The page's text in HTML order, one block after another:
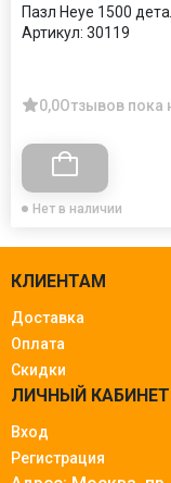
Пазл Heye 1500
Артикул: 30119
0,0Отзывов пока
Нет в наличии
КЛИЕНТАМ
Доставка
Оплата
Скидки
ЛИЧНЫЙ КАБИНЕТ
Вход
Регистрация